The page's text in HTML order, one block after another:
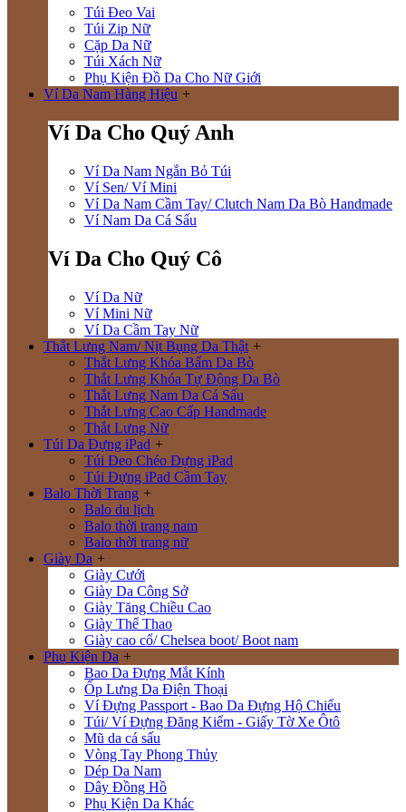
Túi Đeo Vai
Túi Zip Nữ
Cặp Da Nữ
Túi Xách Nữ
Phụ Kiện Đồ Da Cho Nữ Giới
Ví Da Nam Hàng Hiệu +
Ví Da Cho Quý Anh
Ví Da Nam Ngắn Bỏ Túi
Ví Sen/ Ví Mini
Ví Da Nam Cầm Tay/ Clutch Nam Da Bò Handmade
Ví Nam Da Cá Sấu
Ví Da Cho Quý Cô
Ví Da Nữ
Ví Mini Nữ
Ví Da Cầm Tay Nữ
Thắt Lưng Nam/ Nịt Bụng Da Thật +
Thắt Lưng Khóa Bấm Da Bò
Thắt Lưng Khóa Tự Động Da Bò
Thắt Lưng Nam Da Cá Sấu
Thắt Lưng Cao Cấp Handmade
Thắt Lưng Nữ
Túi Da Đựng iPad +
Túi Đeo Chéo Đựng iPad
Túi Đựng iPad Cầm Tay
Balo Thời Trang +
Balo du lịch
Balo thời trang nam
Balo thời trang nữ
Giày Da +
Giày Cưới
Giày Da Công Sở
Giày Tăng Chiều Cao
Giày Thể Thao
Giày cao cổ/ Chelsea boot/ Boot nam
Phụ Kiện Da +
Bao Da Đựng Mắt Kính
Ốp Lưng Da Điện Thoại
Ví Đựng Passport - Bao Da Đựng Hộ Chiếu
Túi/ Ví Đựng Đăng Kiểm - Giấy Tờ Xe Ôtô
Mũ da cá sấu
Vòng Tay Phong Thủy
Dép Da Nam
Dây Đồng Hồ
Phụ Kiện Da Khác